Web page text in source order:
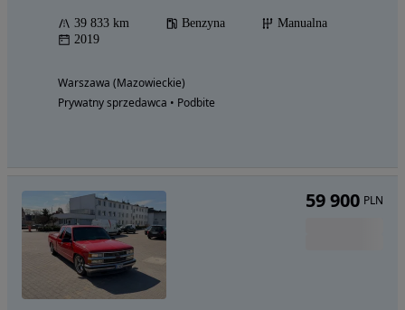
39 833 km Benzyna
Manualna
2019
Warszawa (Mazowieckie)
Prywatny sprzedawca • Podbite
59 900 PLN